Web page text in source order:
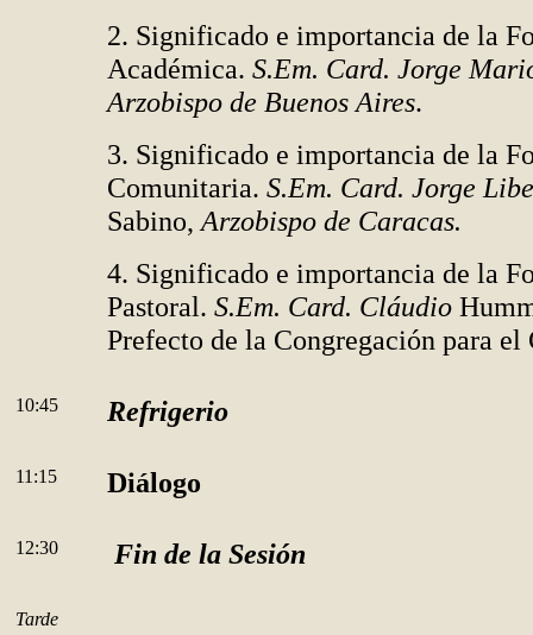
2. Significado e importancia de la
Académica. S.Em. Card. Jorge
Arzobispo de Buenos Aires.
3. Significado e importancia de la
Comunitaria. S.Em. Card. Jorge
Sabino, Arzobispo de Caracas.
4. Significado e importancia de la
Pastoral. S.Em. Card. Cláudio
Prefecto de la Congregación para el
10:45 Refrigerio
11:15 Diálogo
12:30 Fin de la Sesión
Tarde